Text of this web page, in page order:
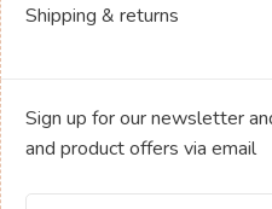
Shipping & returns
Sign up for our newsletter
and product offers via email